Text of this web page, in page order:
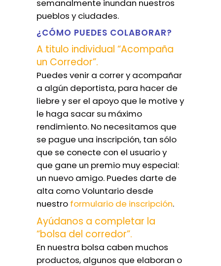
semanalmente inundan nuestros
pueblos y ciudades.
¿CÓMO PUEDES COLABORAR?
A titulo individual “Acompaña
un Corredor”.
Puedes venir a correr y acompañar
a algún deportista, para hacer de
liebre y ser el apoyo que le motive y
le haga sacar su máximo
rendimiento. No necesitamos que
se pague una inscripción, tan sólo
que se conecte con el usuario y
que gane un premio muy especial:
un nuevo amigo. Puedes darte de
alta como Voluntario desde
nuestro formulario de inscripción.
Ayúdanos a completar la
“bolsa del corredor”.
En nuestra bolsa caben muchos
productos, algunos que elaboran o